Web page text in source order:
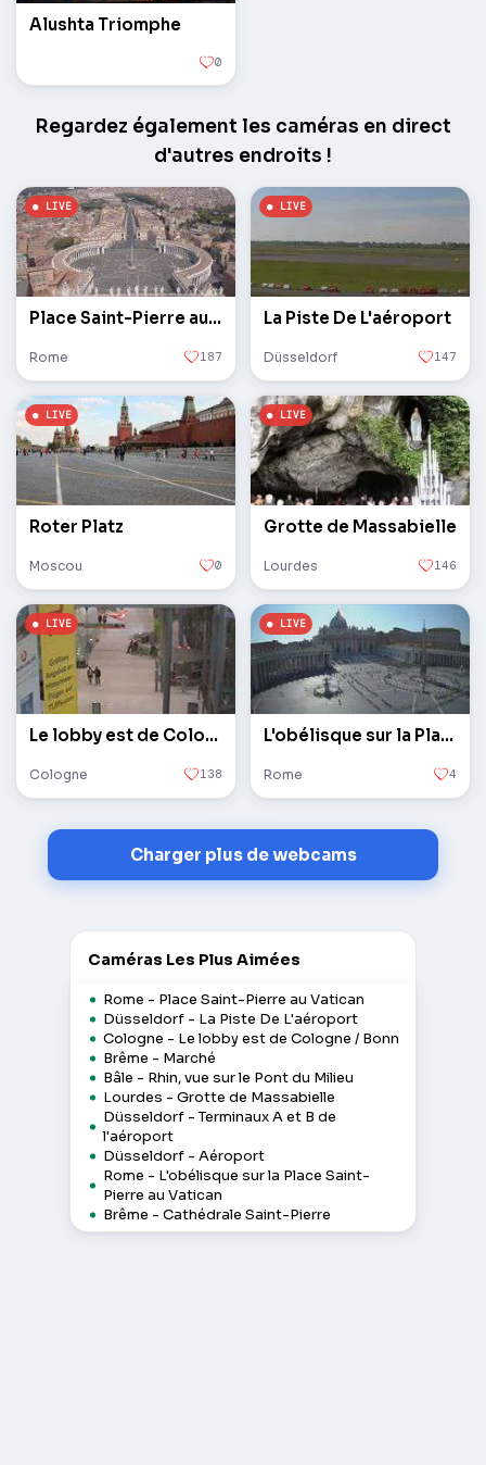
Alushta Triomphe
0
Regardez également les caméras en direct
d'autres endroits !
Place Saint-Pierre au Vatican
Rome 187
La Piste De L'aéroport
Düsseldorf 147
Roter Platz
Moscou 0
Grotte de Massabielle
Lourdes 146
Le lobby est de Cologne / Bonn
Cologne 138
L'obélisque sur la Place Saint-Pierre au Vatican
Rome 4
Charger plus de webcams
Caméras Les Plus Aimées
Rome - Place Saint-Pierre au Vatican
Düsseldorf - La Piste De L'aéroport
Cologne - Le lobby est de Cologne / Bonn
Brême - Marché
Bâle - Rhin, vue sur le Pont du Milieu
Lourdes - Grotte de Massabielle
Düsseldorf - Terminaux A et B de
l'aéroport
Düsseldorf - Aéroport
Rome - L'obélisque sur la Place Saint-
Pierre au Vatican
Brême - Cathédrale Saint-Pierre